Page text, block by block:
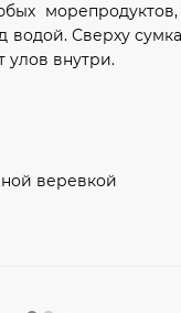
Сверху
улов внутри.
веревкой